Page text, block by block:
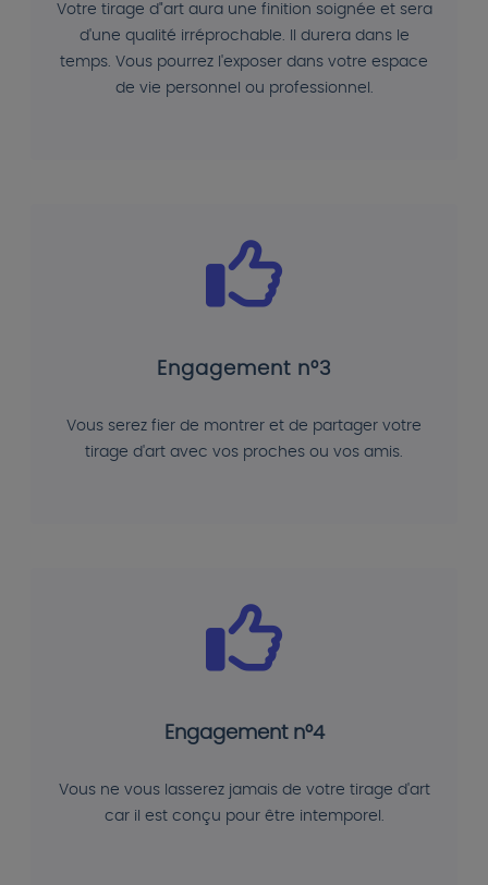
Votre tirage d"art aura une finition soignée et sera
d'une qualité irréprochable. Il durera dans le
temps. Vous pourrez l'exposer dans votre espace
de vie personnel ou professionnel.
Engagement n°3
Vous serez fier de montrer et de partager votre
tirage d'art avec vos proches ou vos amis.
Engagement n°4
Vous ne vous lasserez jamais de votre tirage d'art
car il est conçu pour être intemporel.